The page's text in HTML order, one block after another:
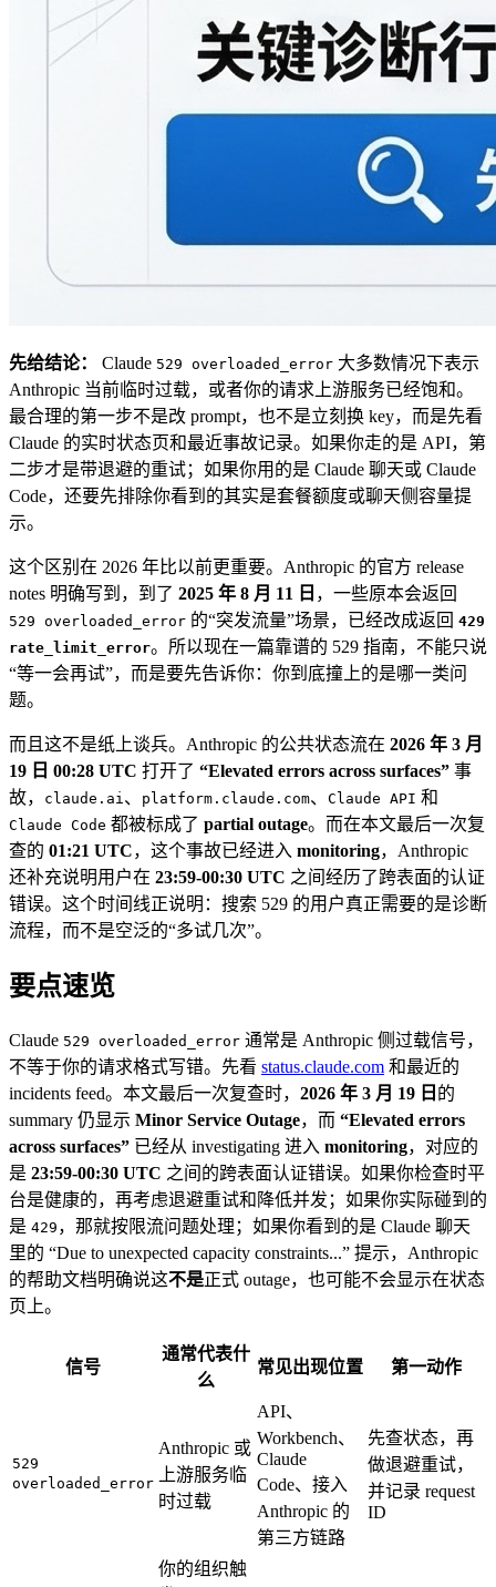
先给结论： Claude 529 overloaded_error 大多数情况下表示
Anthropic 当前临时过载，或者你的请求上游服务已经饱和。
最合理的第一步不是改 prompt，也不是立刻换 key，而是先看
Claude 的实时状态页和最近事故记录。如果你走的是 API，第
二步才是带退避的重试；如果你用的是 Claude 聊天或 Claude
Code，还要先排除你看到的其实是套餐额度或聊天侧容量提
示。
这个区别在 2026 年比以前更重要。Anthropic 的官方 release
notes 明确写到，到了 2025 年 8 月 11 日 ，一些原本会返回
529 overloaded_error 的“突发流量”场景，已经改成返回 429
rate_limit_error。所以现在一篇靠谱的 529 指南，不能只说
“等一会再试”，而是要先告诉你：你到底撞上的是哪一类问
题。
而且这不是纸上谈兵。Anthropic 的公共状态流在 2026 年 3 月
19 日 00:28 UTC 打开了 “Elevated errors across surfaces” 事
故，
claude.ai 、 platform.claude.com、 Claude API 和
Claude Code 都被标成了 partial outage。而在本文最后一次复
查的 01:21 UTC，这个事故已经进入 monitoring，Anthropic
还补充说明用户在 23:59-00:30 UTC 之间经历了跨表面的认证
错误。这个时间线正说明：搜索 529 的用户真正需要的是诊断
流程，而不是空泛的“多试几次”。
要点速览
Claude 529 overloaded_error 通常是 Anthropic 侧过载信号，
不等于你的请求格式写错。先看 status.claude.com 和最近的
incidents feed。本文最后一次复查时， 2026 年 3 月 19 日 的
summary 仍显示 Minor Service Outage，而 “Elevated errors
across surfaces” 已经从 investigating 进入 monitoring，对应的
是 23:59-00:30 UTC 之间的跨表面认证错误。如果你检查时平
台是健康的，再考虑退避重试和降低并发；如果你实际碰到的
是 429 ，那就按限流问题处理；如果你看到的是 Claude 聊天
里的 “Due to unexpected capacity constraints...” 提示，Anthropic
的帮助文档明确说这不是正式 outage，也可能不会显示在状态
页上。
信号
通常代表什
么
常见出现位置 第一动作
529
overloaded_error
Anthropic 或
上游服务临
时过载
API、
Workbench、
Claude
Code、接入
Anthropic 的
第三方链路
先查状态，再
做退避重试，
并记录 request
ID
你的组织触